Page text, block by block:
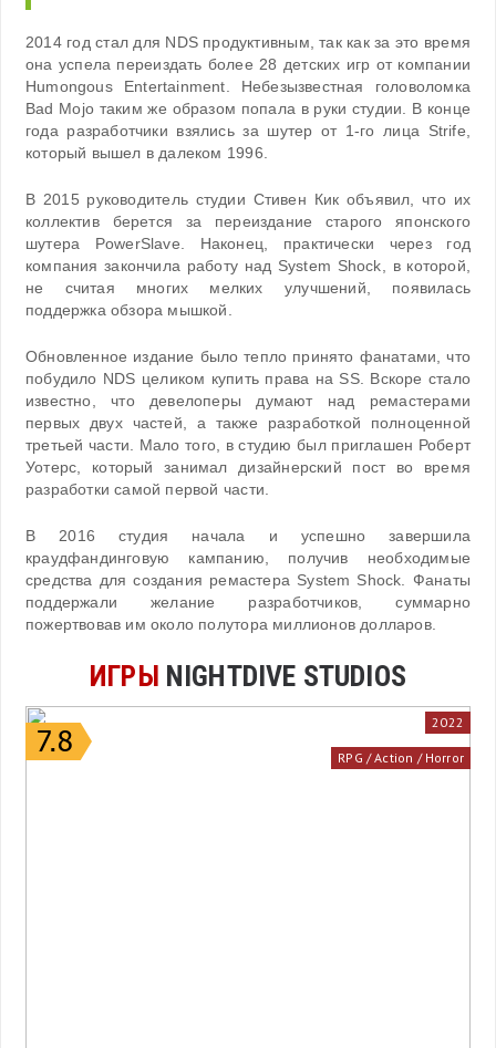
2014 год стал для NDS продуктивным, так как за это время
она успела переиздать более 28 детских игр от компании
Humongous Entertainment. Небезызвестная головоломка
Bad Mojo таким же образом попала в руки студии. В конце
года разработчики взялись за шутер от 1-го лица Strife,
который вышел в далеком 1996.
В 2015 руководитель студии Стивен Кик объявил, что их
коллектив берется за переиздание старого японского
шутера PowerSlave. Наконец, практически через год
компания закончила работу над System Shock, в которой,
не считая многих мелких улучшений, появилась
поддержка обзора мышкой.
Обновленное издание было тепло принято фанатами, что
побудило NDS целиком купить права на SS. Вскоре стало
известно, что девелоперы думают над ремастерами
первых двух частей, а также разработкой полноценной
третьей части. Мало того, в студию был приглашен Роберт
Уотерс, который занимал дизайнерский пост во время
разработки самой первой части.
В 2016 студия начала и успешно завершила
краудфандинговую кампанию, получив необходимые
средства для создания ремастера System Shock. Фанаты
поддержали желание разработчиков, суммарно
пожертвовав им около полутора миллионов долларов.
ИГРЫ NIGHTDIVE STUDIOS
2022
RPG / Action / Horror